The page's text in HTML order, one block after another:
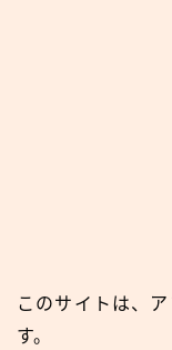
このサイトは、
す。